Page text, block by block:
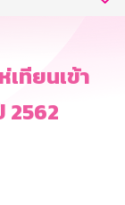
ทียนเข้า
2562